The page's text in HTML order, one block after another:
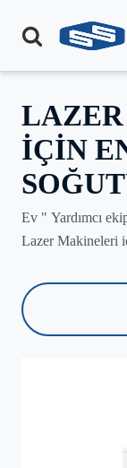
IÇIN
Ev " Yardımcı
Lazer Makineleri